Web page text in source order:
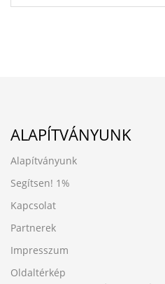
ALAPÍTVÁNYUNK
Alapítványunk
Segítsen! 1%
Kapcsolat
Partnerek
Impresszum
Oldaltérkép